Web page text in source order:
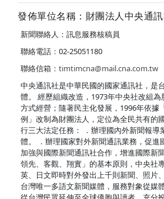
發佈單位名稱：財團法人中央通
新聞聯絡人：訊息服務核稿員
聯絡電話：02-25051180
聯絡信箱： timtimcna@mail.cna.com.tw
中央通訊社是中華民國的國家通訊社，是
體。 經歷組織改造，1973年中央社改組
方式經營；隨著民主化發展，1996年依據
例」改制為財團法人，定位為全民共有的
行三大法定任務： ．辦理國內外新聞報導
體。 ．辦理國家對外新聞通訊業務，促進
加強與國際新聞通訊社合作，增進國際新
領先、客觀、翔實」的基本原則，中央社
英、日文即時對外發出上千則新聞、照片
台灣唯一多語文新聞媒體，服務對象從媒